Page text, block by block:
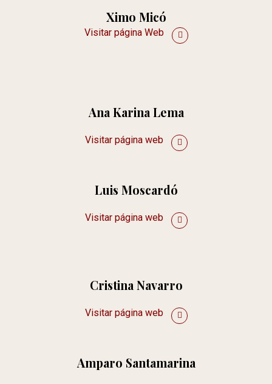
Ximo Micó
Visitar página Web
Ana Karina Lema
Visitar página web
Luis Moscardó
Visitar página web
Cristina Navarro
Visitar página web
Amparo Santamarina